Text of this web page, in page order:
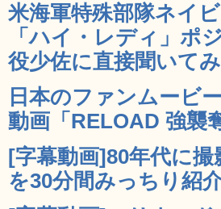
米海軍特殊部隊ネイ
「ハイ・レディ」ポ
役少佐に直接聞いて
日本のファンムービ
動画「RELOAD 強襲
[字幕動画]80年代に
を30分間みっちり紹